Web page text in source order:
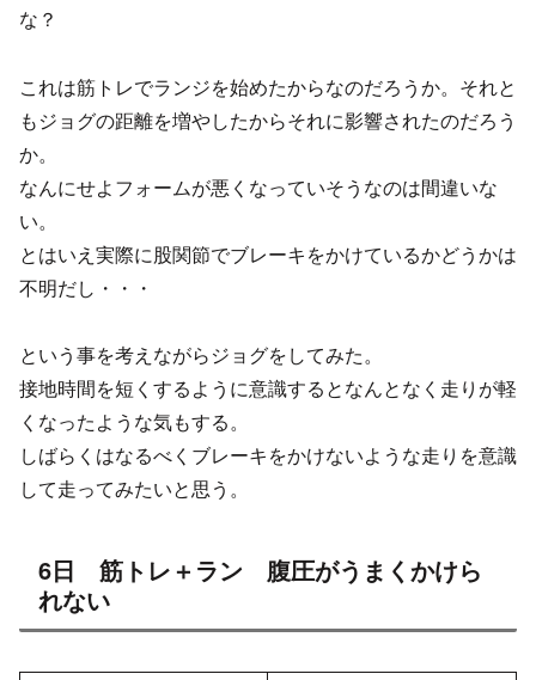
な？
これは筋トレでランジを始めたからなのだろうか。それと
もジョグの距離を増やしたからそれに影響されたのだろう
か。
なんにせよフォームが悪くなっていそうなのは間違いな
い。
とはいえ実際に股関節でブレーキをかけているかどうかは
不明だし・・・
という事を考えながらジョグをしてみた。
接地時間を短くするように意識するとなんとなく走りが軽
くなったような気もする。
しばらくはなるべくブレーキをかけないような走りを意識
して走ってみたいと思う。
6日 筋トレ＋ラン 腹圧がうまくかけら
れない